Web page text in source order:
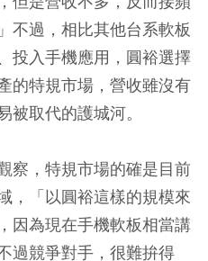
不過，相比其他台系軟板
投入手機應用，圓裕選擇
的特規市場，營收雖沒有
被取代的護城河。
察，特規市場的確是目前
，「以圓裕這樣的規模來
因為現在手機軟板相當講
過競爭對手，很難拚得